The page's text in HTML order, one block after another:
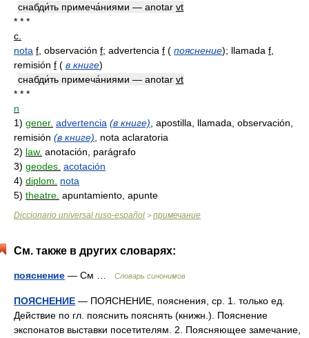
снабди́ть примеча́ниями — anotar vt
* * *
с.
nota f , observación f; advertencia f ( пояснение); llamada f
remisión f ( в книге)
снабди́ть примеча́ниями — anotar vt
* * *
n
1) gener. advertencia (в книге) , apostilla, llamada, observación,
remisión (в книге) , nota aclaratoria
2) law. anotación, parágrafo
3) geodes. acotación
4) diplom.
nota
5) theatre. apuntamiento, apunte
Diccionario universal ruso-español > примечание
См. также в других словарях:
пояснение — См … Словарь синонимов
ПОЯСНЕНИЕ — ПОЯСНЕНИЕ, пояснения, ср. 1. только ед.
Действие по гл. пояснить пояснять (книжн.). Пояснение
экспонатов выставки посетителям. 2. Поясняющее замечание,